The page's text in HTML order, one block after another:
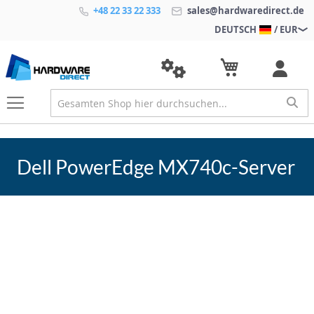
+48 22 33 22 333
sales@hardwaredirect.de
DEUTSCH
/ EUR
Dell PowerEdge MX740c-Server